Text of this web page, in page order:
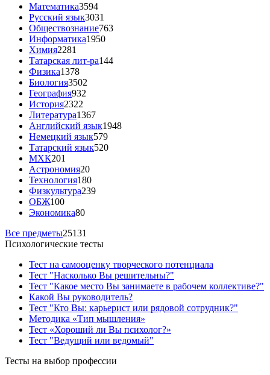
Математика3594
Русский язык3031
Обществознание763
Информатика1950
Химия2281
Татарская лит-ра144
Физика1378
Биология3502
География932
История2322
Литература1367
Английский язык1948
Немецкий язык579
Татарский язык520
МХК201
Астрономия20
Технология180
Физкультура239
ОБЖ100
Экономика80
Все предметы25131
Психологические тесты
Тест на самооценку творческого потенциала
Тест "Насколько Вы решительны?"
Тест "Какое место Вы занимаете в рабочем коллективе?"
Какой Вы руководитель?
Тест "Кто Вы: карьерист или рядовой сотрудник?"
Методика «Тип мышления»
Тест «Хороший ли Вы психолог?»
Тест "Ведущий или ведомый"
Тесты на выбор профессии